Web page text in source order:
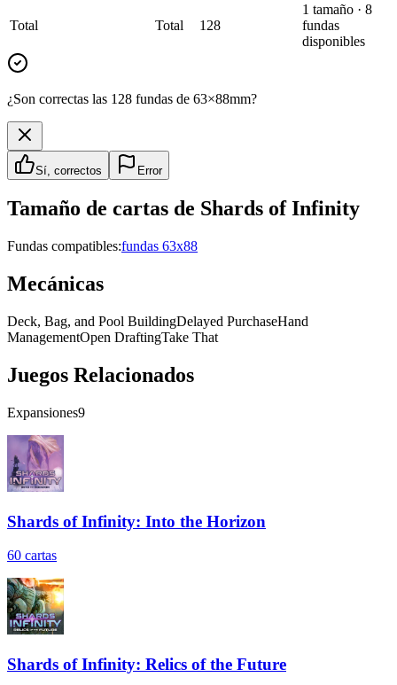
Total Total 128
1 tamaño · 8
fundas
disponibles
¿Son correctas las 128 fundas de 63×88mm?
Sí, correctos Error
Tamaño de cartas de Shards of Infinity
Fundas compatibles:fundas 63x88
Mecánicas
Deck, Bag, and Pool BuildingDelayed PurchaseHand
ManagementOpen DraftingTake That
Juegos Relacionados
Expansiones9
Shards of Infinity: Into the Horizon
60 cartas
Shards of Infinity: Relics of the Future